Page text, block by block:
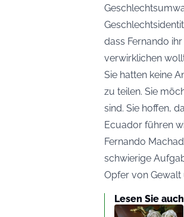
dass Fernando
verwirklichen
Sie hatten keine
zu teilen. Sie
sind. Sie hoffen,
Ecuador führen
Fernando
schwierige
Opfer von Gewalt
Lesen Sie auch